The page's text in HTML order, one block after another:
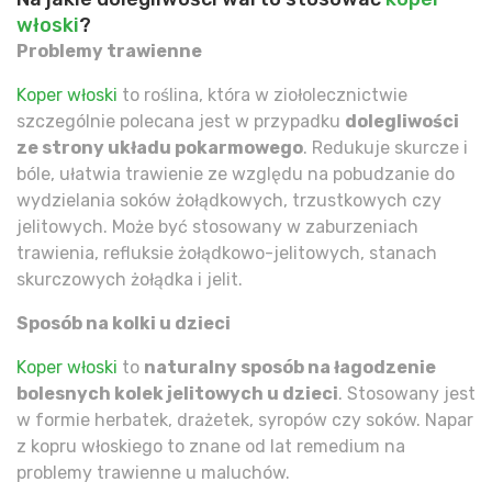
włoski?
Problemy trawienne
Koper włoski to roślina, która w ziołolecznictwie
szczególnie polecana jest w przypadku dolegliwości
ze strony układu pokarmowego. Redukuje skurcze i
bóle, ułatwia trawienie ze względu na pobudzanie do
wydzielania soków żołądkowych, trzustkowych czy
jelitowych. Może być stosowany w zaburzeniach
trawienia, refluksie żołądkowo-jelitowych, stanach
skurczowych żołądka i jelit.
Sposób na kolki u dzieci
Koper włoski to naturalny sposób na łagodzenie
bolesnych kolek jelitowych u dzieci. Stosowany jest
w formie herbatek, drażetek, syropów czy soków. Napar
z kopru włoskiego to znane od lat remedium na
problemy trawienne u maluchów.